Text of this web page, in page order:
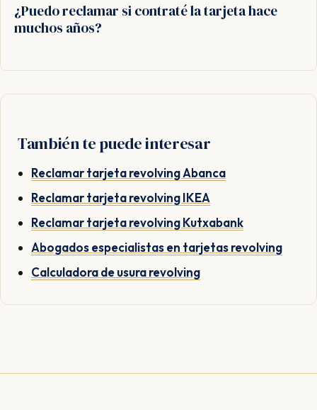
¿Puedo reclamar si contraté la tarjeta hace
muchos años?
También te puede interesar
Reclamar tarjeta revolving Abanca
Reclamar tarjeta revolving IKEA
Reclamar tarjeta revolving Kutxabank
Abogados especialistas en tarjetas revolving
Calculadora de usura revolving